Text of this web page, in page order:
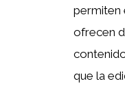
permiten
ofrecen
que la